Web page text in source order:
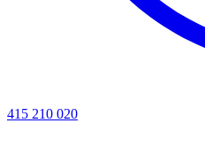
415 210 020